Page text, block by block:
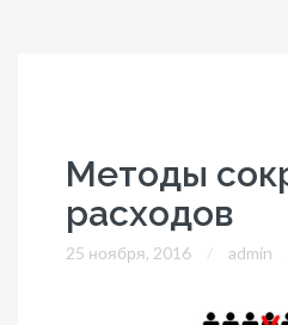
Методы
расходов
25 ноября, 2016 admin